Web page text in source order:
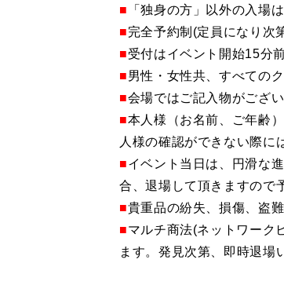
■ 「独身の方」以外の入場
■完全予約制(定員になり次
■受付はイベント開始15分
■男性・女性共、すべての
■会場ではご記入物がござ
■本人様（お名前、ご年齢
人様の確認ができない際に
■イベント当日は、円滑な
合、退場して頂きますので
■貴重品の紛失、損傷、盗
■マルチ商法(ネットワーク
ます。発見次第、即時退場